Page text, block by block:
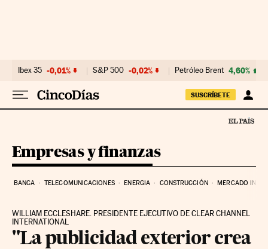
Ibex 35 -0,01% S&P 500 -0,02% Petróleo Brent 4,60%
SUSCRÍBETE
Empresas y finanzas
BANCA TELECOMUNICACIONES ENERGIA CONSTRUCCIÓN MERCADO
WILLIAM ECCLESHARE. PRESIDENTE EJECUTIVO DE CLEAR CHANNEL
INTERNATIONAL
"La publicidad exterior crea